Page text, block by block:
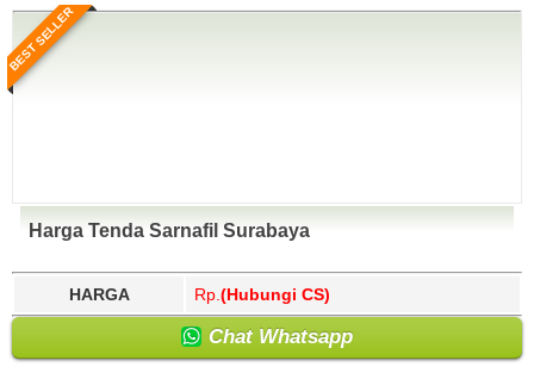
BEST SELLER
Harga Tenda Sarnafil Surabaya
HARGA Rp. (Hubungi CS)
Chat Whatsapp